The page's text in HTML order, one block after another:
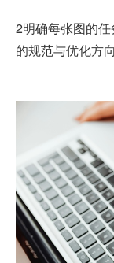
2明确每张图的
的规范与优化方向